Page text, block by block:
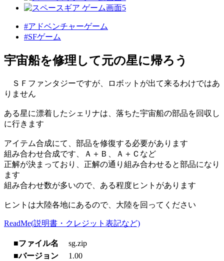
#アドベンチャーゲーム
#SFゲーム
宇宙船を修理して元の星に帰ろう
ＳＦファンタジーですが、ロボットが出て来るわけではあ
りません
ある星に漂着したシェリナは、落ちた宇宙船の部品を回収し
に行きます
アイテム合成にて、部品を修復する必要があります
組み合わせ合成です、Ａ＋Ｂ、Ａ＋Ｃなど
正解が決まっており、正解の通り組み合わせると部品になり
ます
組み合わせ数が多いので、ある程度ヒントがあります
ヒントは大陸各地にあるので、大陸を回ってください
ReadMe(説明書・クレジット表記など)
■ファイル名
sg.zip
■バージョン
1.00